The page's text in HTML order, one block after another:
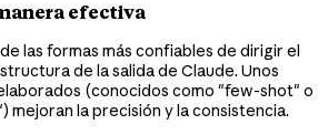
efectiva
las formas más confiables de dirigir el
de la salida de Claude. Unos
(conocidos como "few-shot" o
la precisión y la consistencia.